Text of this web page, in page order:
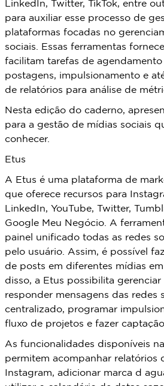
LinkedIn, Twitter, TikTok, entre
para auxiliar esse processo de
plataformas focadas no
sociais. Essas ferramentas
facilitam tarefas de
postagens, impulsionamento e
de relatórios para análise de
Nesta edição do caderno,
para a gestão de mídias sociais
conhecer.
Etus
A Etus é uma plataforma de
que oferece recursos para
LinkedIn, YouTube, Twitter,
Google Meu Negócio. A
painel unificado todas as redes
pelo usuário. Assim, é possível
de posts em diferentes mídias
disso, a Etus possibilita gerenciar
responder mensagens das redes
centralizado, programar
fluxo de projetos e fazer
As funcionalidades disponíveis
permitem acompanhar relatórios
Instagram, adicionar marca d